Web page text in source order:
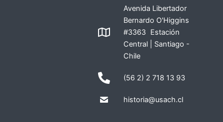
Avenida Libertador
Bernardo O'Higgins
#3363 Estación
Central | Santiago -
Chile
(56 2) 2 718 13 93
historia@usach.cl